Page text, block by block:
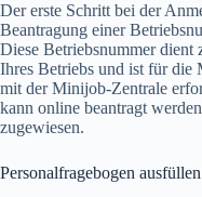
Der erste Schritt bei der
Beantragung einer
Diese Betriebsnummer
Ihres Betriebs und ist für die
mit der Minijob-Zentrale
kann online beantragt
zugewiesen.
Personalfragebogen ausfüllen